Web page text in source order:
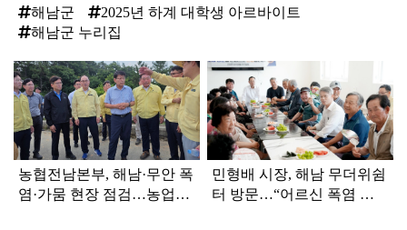
해남군
2025년 하계 대학생 아르바이트
해남군 누리집
탑
라
인
농협전남본부, 해남·무안 폭
염·가뭄 현장 점검…농업인
민형배 시장, 해남 무더위쉼
터 방문…“어르신 폭염 피